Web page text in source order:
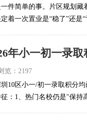
件简单的事。片区规划
着一次置业是“稳了”还是“
览：2197
10区小一/初一录取积分
：1、热门名校仍是"保持